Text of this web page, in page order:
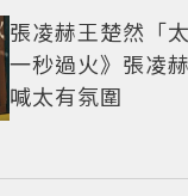
張凌赫王楚然「
一秒過火》張凌
喊太有氛圍